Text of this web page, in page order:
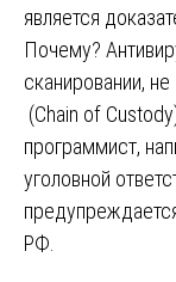
является
Почему?
сканировании,
(Chain of
программист,
уголовной
РФ.